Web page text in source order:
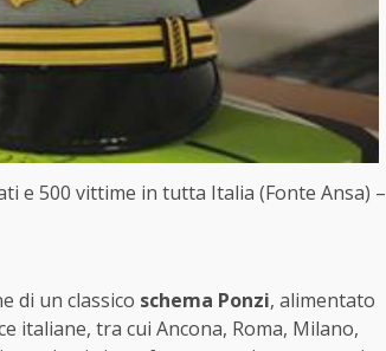
e 500 vittime in tutta Italia (Fonte Ansa) –
di un classico schema Ponzi, alimentato
italiane, tra cui Ancona, Roma, Milano,